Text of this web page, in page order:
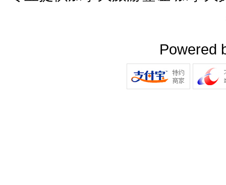
Powered